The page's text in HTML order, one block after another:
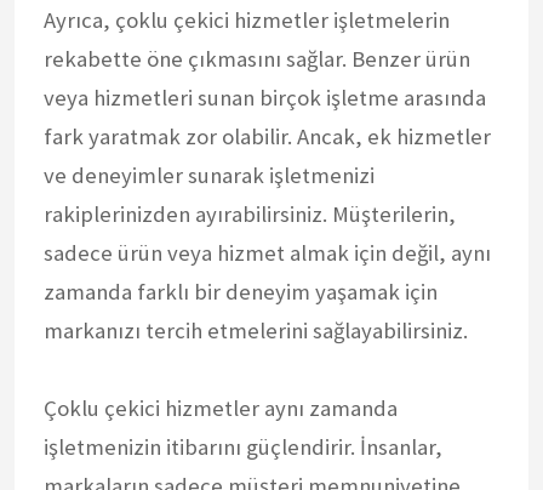
Ayrıca, çoklu çekici hizmetler işletmelerin
rekabette öne çıkmasını sağlar. Benzer ürün
veya hizmetleri sunan birçok işletme arasında
fark yaratmak zor olabilir. Ancak, ek hizmetler
ve deneyimler sunarak işletmenizi
rakiplerinizden ayırabilirsiniz. Müşterilerin,
sadece ürün veya hizmet almak için değil, aynı
zamanda farklı bir deneyim yaşamak için
markanızı tercih etmelerini sağlayabilirsiniz.
Çoklu çekici hizmetler aynı zamanda
işletmenizin itibarını güçlendirir. İnsanlar,